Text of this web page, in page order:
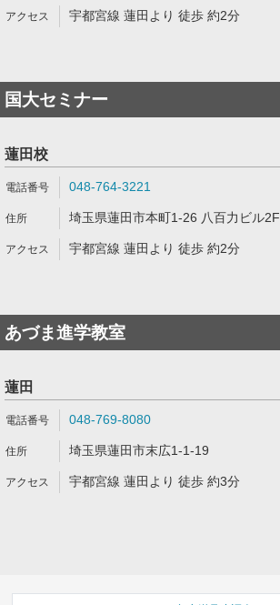
宇都宮線 蓮田より 徒歩 約2分
国大セミナー
蓮田校
048-764-3221
埼玉県蓮田市本町1-26 八百力ビル2F
宇都宮線 蓮田より 徒歩 約2分
あづま進学教室
蓮田
048-769-8080
埼玉県蓮田市末広1-1-19
宇都宮線 蓮田より 徒歩 約3分